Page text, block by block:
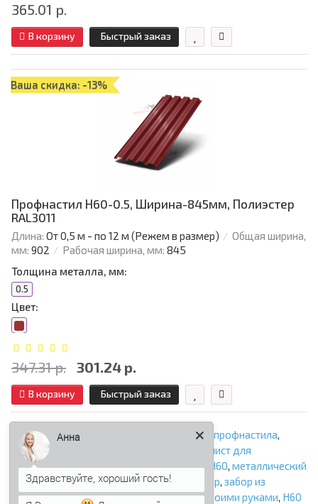
365.01 р.
В корзину Быстрый заказ
Ваша скидка: -13%
Профнастил Н60-0.5, Ширина-845мм, Полиэстер
RAL3011
Длина: От 0,5 м - по 12 м (Режем в размер)
Общая ширина,
мм: 902 Рабочая ширина, мм: 845
Толщина металла, мм:
0.5
Цвет:
347.31 р. 301.24 р.
В корзину Быстрый заказ
заборы из профнастила ограждения из профнастила,
профнастил для забора
профлист для
ограждения,профнастил Н60,профлист Н60, металлический
забор,стальной забор,экономичный забор, забор из
профлиста,ограждение участка,забор своими руками, Н60
Анна